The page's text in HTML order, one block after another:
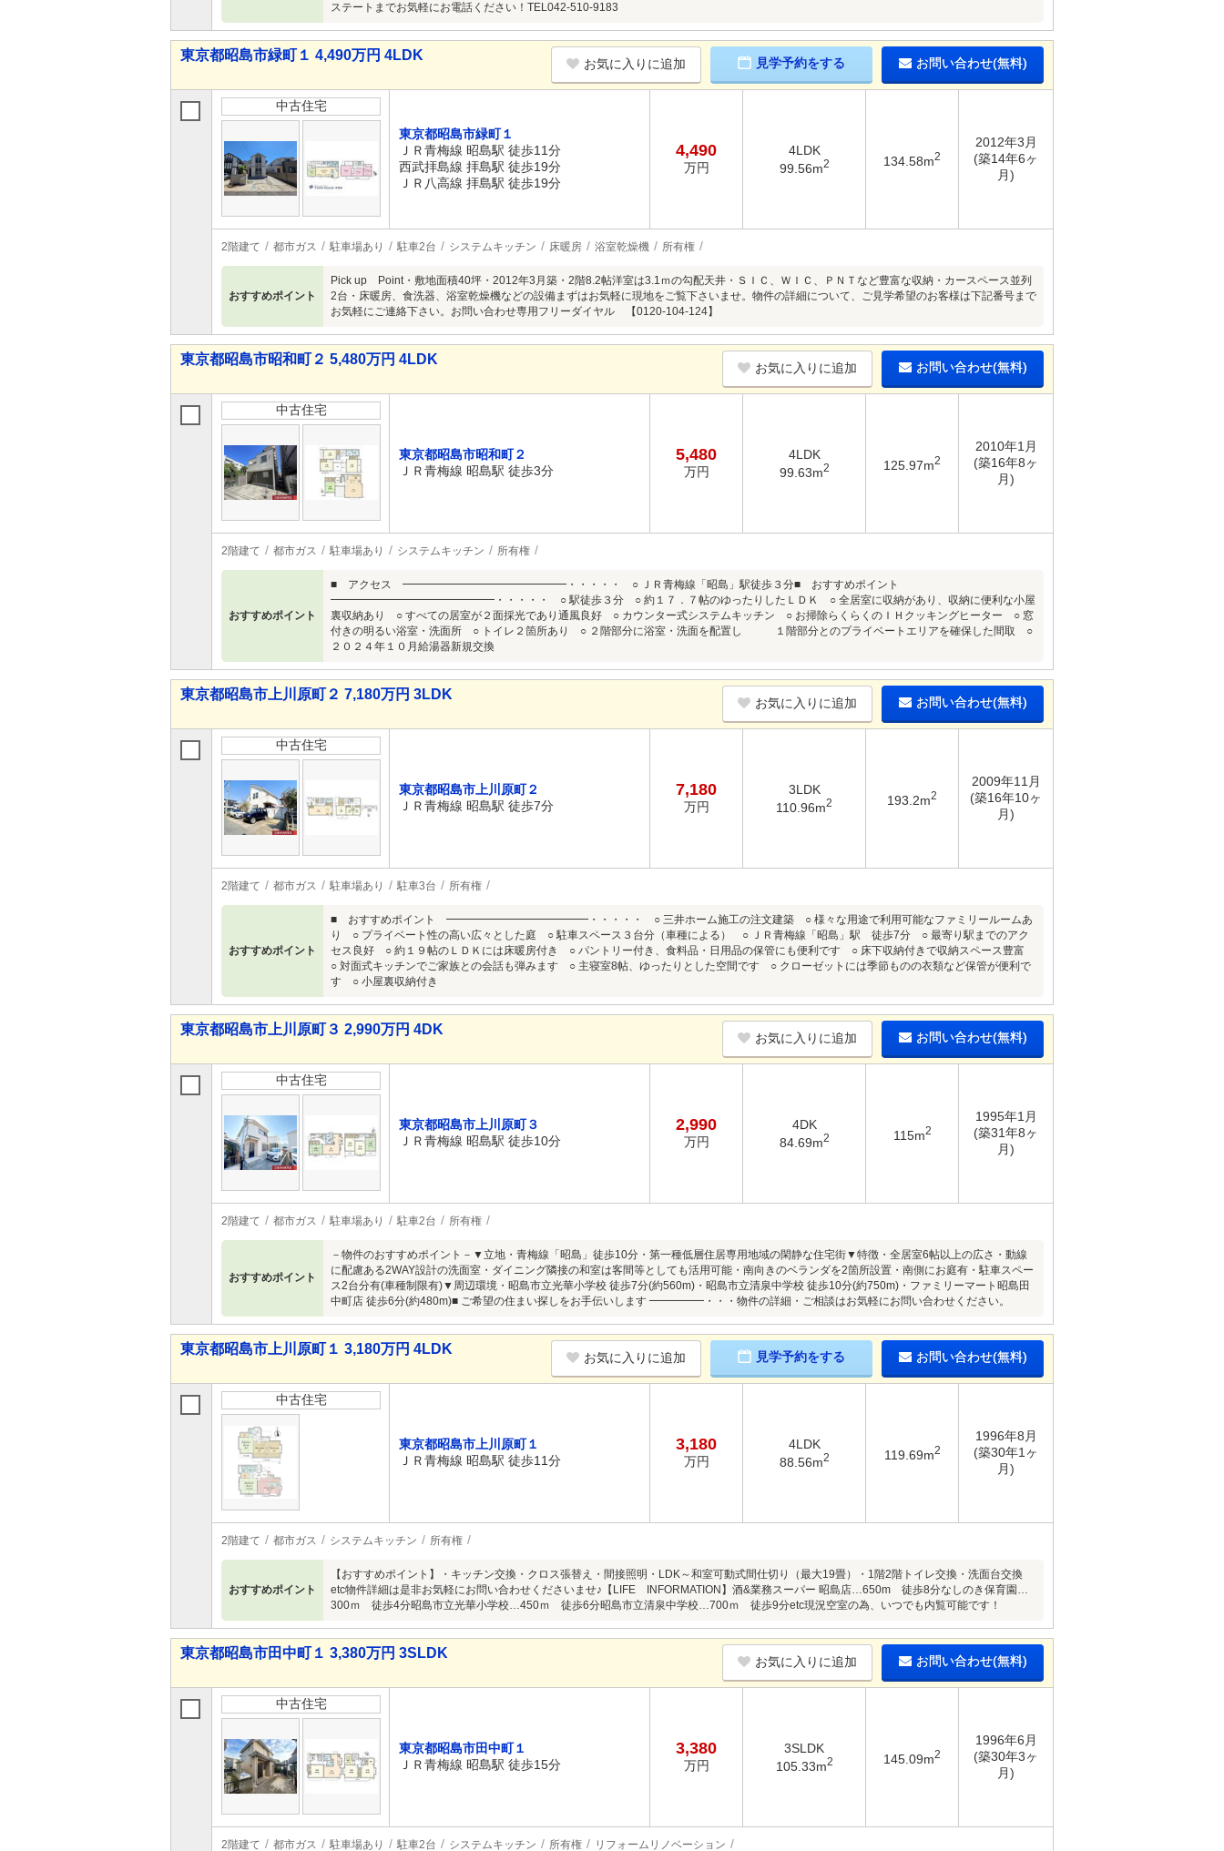
ステートまでお気軽にお電話ください！TEL042-510-9183
東京都昭島市緑町１ 4,490万円 4LDK
お気に入りに追加 見学予約をする お問い合わせ(無料)
中古住宅
東京都昭島市緑町１
ＪＲ青梅線 昭島駅 徒歩11分
西武拝島線 拝島駅 徒歩19分
ＪＲ八高線 拝島駅 徒歩19分
4,490
万円
4LDK
99.56m2 134.58m2
2012年3月
(築14年6ヶ
月)
2階建て 都市ガス 駐車場あり 駐車2台 システムキッチン 床暖房 浴室乾燥機 所有権
おすすめポイント
Pick up Point・敷地面積40坪・2012年3月築・2階8.2帖洋室は3.1ｍの勾配天井・ＳＩＣ、ＷＩＣ、ＰＮＴなど豊富な収納・カースペース並列
2台・床暖房、食洗器、浴室乾燥機などの設備まずはお気軽に現地をご覧下さいませ。物件の詳細について、ご見学希望のお客様は下記番号まで
お気軽にご連絡下さい。お問い合わせ専用フリーダイヤル 【0120-104-124】
東京都昭島市昭和町２ 5,480万円 4LDK
お気に入りに追加 お問い合わせ(無料)
中古住宅
東京都昭島市昭和町２
ＪＲ青梅線 昭島駅 徒歩3分
5,480
万円
4LDK
99.63m2 125.97m2
2010年1月
(築16年8ヶ
月)
2階建て 都市ガス 駐車場あり システムキッチン 所有権
おすすめポイント
■ アクセス ━━━━━━━━━━━━━━━・・・・・ ○ ＪＲ青梅線「昭島」駅徒歩３分■ おすすめポイント
━━━━━━━━━━━━━━━・・・・・ ○ 駅徒歩３分 ○ 約１７．７帖のゆったりしたＬＤＫ ○ 全居室に収納があり、収納に便利な小屋
裏収納あり ○ すべての居室が２面採光であり通風良好 ○ カウンター式システムキッチン ○ お掃除らくらくのＩＨクッキングヒーター ○ 窓
付きの明るい浴室・洗面所 ○ トイレ２箇所あり ○ ２階部分に浴室・洗面を配置し １階部分とのプライベートエリアを確保した間取 ○
２０２４年１０月給湯器新規交換
東京都昭島市上川原町２ 7,180万円 3LDK
お気に入りに追加 お問い合わせ(無料)
中古住宅
東京都昭島市上川原町２
ＪＲ青梅線 昭島駅 徒歩7分
7,180
万円
3LDK
110.96m2 193.2m2
2009年11月
(築16年10ヶ
月)
2階建て 都市ガス 駐車場あり 駐車3台 所有権
おすすめポイント
■ おすすめポイント ━━━━━━━━━━━━━・・・・・ ○ 三井ホーム施工の注文建築 ○ 様々な用途で利用可能なファミリールームあ
り ○ プライベート性の高い広々とした庭 ○ 駐車スペース３台分（車種による） ○ ＪＲ青梅線「昭島」駅 徒歩7分 ○ 最寄り駅までのアク
セス良好 ○ 約１９帖のＬＤＫには床暖房付き ○ パントリー付き、食料品・日用品の保管にも便利です ○ 床下収納付きで収納スペース豊富
○ 対面式キッチンでご家族との会話も弾みます ○ 主寝室8帖、ゆったりとした空間です ○ クローゼットには季節ものの衣類など保管が便利で
す ○ 小屋裏収納付き
東京都昭島市上川原町３ 2,990万円 4DK
お気に入りに追加 お問い合わせ(無料)
中古住宅
東京都昭島市上川原町３
ＪＲ青梅線 昭島駅 徒歩10分
2,990
万円
4DK
84.69m2 115m2
1995年1月
(築31年8ヶ
月)
2階建て 都市ガス 駐車場あり 駐車2台 所有権
おすすめポイント
－物件のおすすめポイント－▼立地・青梅線「昭島」徒歩10分・第一種低層住居専用地域の閑静な住宅街▼特徴・全居室6帖以上の広さ・動線
に配慮ある2WAY設計の洗面室・ダイニング隣接の和室は客間等としても活用可能・南向きのベランダを2箇所設置・南側にお庭有・駐車スペー
ス2台分有(車種制限有)▼周辺環境・昭島市立光華小学校 徒歩7分(約560m)・昭島市立清泉中学校 徒歩10分(約750m)・ファミリーマート昭島田
中町店 徒歩6分(約480m)■ ご希望の住まい探しをお手伝いします ━━━━━・・・物件の詳細・ご相談はお気軽にお問い合わせください。
東京都昭島市上川原町１ 3,180万円 4LDK
お気に入りに追加 見学予約をする お問い合わせ(無料)
中古住宅
東京都昭島市上川原町１
ＪＲ青梅線 昭島駅 徒歩11分
3,180
万円
4LDK
88.56m2 119.69m2
1996年8月
(築30年1ヶ
月)
2階建て 都市ガス システムキッチン 所有権
おすすめポイント
【おすすめポイント】・キッチン交換・クロス張替え・間接照明・LDK～和室可動式間仕切り（最大19畳）・1階2階トイレ交換・洗面台交換
etc物件詳細は是非お気軽にお問い合わせくださいませ♪【LIFE INFORMATION】酒&業務スーパー 昭島店…650m 徒歩8分なしのき保育園…
300ｍ 徒歩4分昭島市立光華小学校…450ｍ 徒歩6分昭島市立清泉中学校…700ｍ 徒歩9分etc現況空室の為、いつでも内覧可能です！
東京都昭島市田中町１ 3,380万円 3SLDK
お気に入りに追加 お問い合わせ(無料)
中古住宅
東京都昭島市田中町１
ＪＲ青梅線 昭島駅 徒歩15分
3,380
万円
3SLDK
105.33m2 145.09m2
1996年6月
(築30年3ヶ
月)
2階建て 都市ガス 駐車場あり 駐車2台 システムキッチン 所有権 リフォームリノベーション